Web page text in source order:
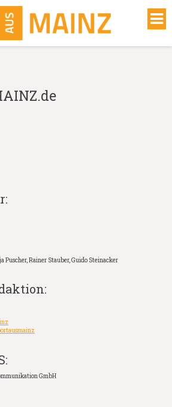
Puscher, Rainer Stauber, Guido Steinacker
GmbH